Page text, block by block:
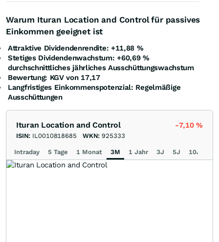
Warum Ituran Location and Control für passives
Einkommen geeignet ist
Attraktive Dividendenrendite: +11,88 %
Stetiges Dividendenwachstum: +60,69%
durchschnittliches jährliches Ausschüttungswachstum
Bewertung: KGV von 17,17
Langfristiges Einkommenspotenzial: Regelmäßige
Ausschüttungen
Ituran Location and Control -7,10%
ISIN: IL0010818685 WKN: 925333
Intraday 5 Tage 1 Monat 3M 1 Jahr 3J 5J 10J